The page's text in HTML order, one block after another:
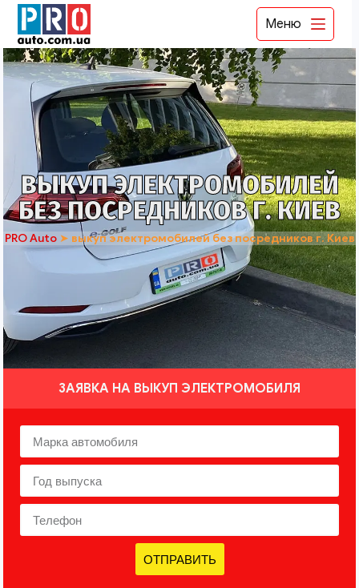
Меню
ВЫКУП ЭЛЕКТРОМОБИЛЕЙ
БЕЗ ПОСРЕДНИКОВ Г. КИЕВ
PRO Auto➤ выкуп электромобилей без посредников г. Киев
ЗАЯВКА НА ВЫКУП ЭЛЕКТРОМОБИЛЯ
ОТПРАВИТЬ